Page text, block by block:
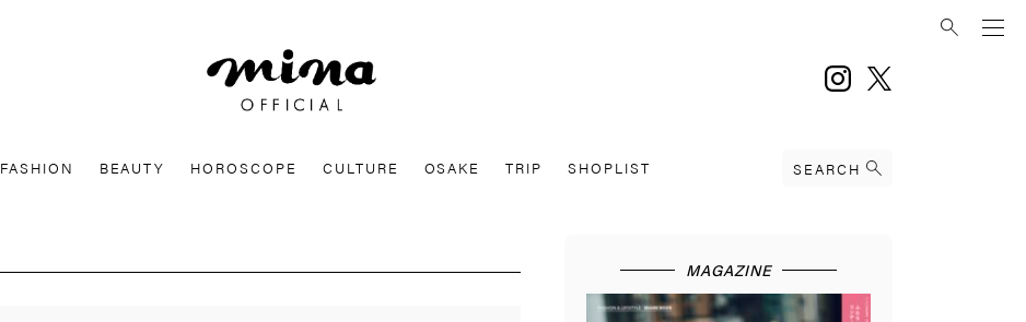
instagram
FASHION BEAUTY HOROSCOPE CULTURE OSAKE TRIP SHOPLIST SEARCH
MAGAZINE